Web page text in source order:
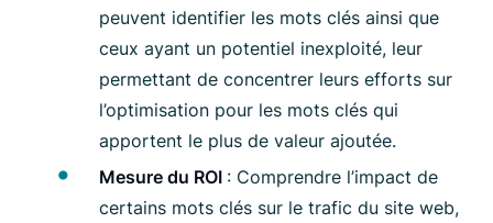
peuvent identifier les mots clés ainsi que
ceux ayant un potentiel inexploité, leur
permettant de concentrer leurs efforts sur
l’optimisation pour les mots clés qui
apportent le plus de valeur ajoutée.
Mesure du ROI : Comprendre l’impact de
certains mots clés sur le trafic du site web,